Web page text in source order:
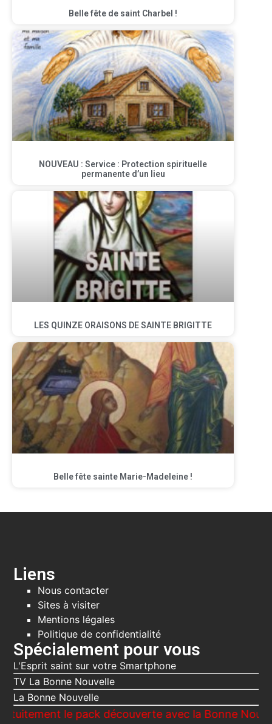
Belle fête de saint Charbel !
NOUVEAU : Service : Protection spirituelle
permanente d’un lieu
LES QUINZE ORAISONS DE SAINTE BRIGITTE
Belle fête sainte Marie-Madeleine !
Liens
Nous contacter
Sites à visiter
Mentions légales
Politique de confidentialité
Spécialement pour vous
L'Esprit saint sur votre Smartphone
TV La Bonne Nouvelle
La Bonne Nouvelle
le pack découverte avec la Bonne Nouvelle,